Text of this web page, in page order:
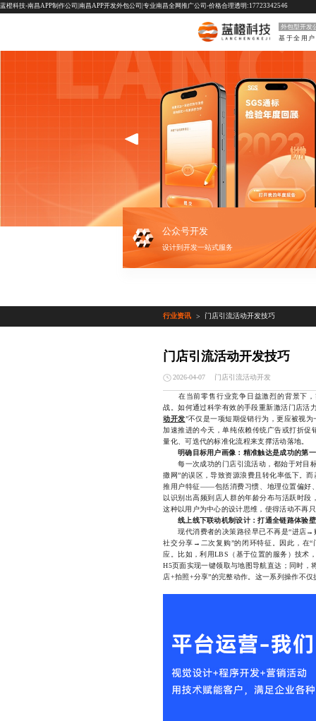
蓝橙科技-南昌APP制作公司|南昌APP开发外包公司|专业南昌全网推广公司-价格合理透明:17723342546
外包型开发
公众号开发
设计到开发一站式服务
行业资讯 > 门店引流活动开发技巧
门店引流活动开发技巧
2026-04-07 门店引流活动开发
在当前零售行业竞争日益激烈的背景下，
战。如何通过科学有效的手段重新激活门店活
动开发”不仅是一项短期促销行为，更应被视
加速推进的今天，单纯依赖传统广告或打折
量化、可迭代的标准化流程来支撑活动落地。
明确目标用户画像：精准触达是成功的第
每一次成功的门店引流活动，都始于对目标
撒网”的误区，导致资源浪费且转化率低下。
推用户特征——包括消费习惯、地理位置偏好
以识别出高频到店人群的年龄分布与活跃时段
这种以用户为中心的设计思维，使得活动不再
线上线下联动机制设计：打通全链路体验
现代消费者的决策路径早已不再是“进店→
社交分享→二次复购”的闭环特征。因此，在
应。比如，利用LBS（基于位置的服务）技术
H5页面实现一键领取与地图导航直达；同时，
店+拍照+分享”的完整动作。这一系列操作不